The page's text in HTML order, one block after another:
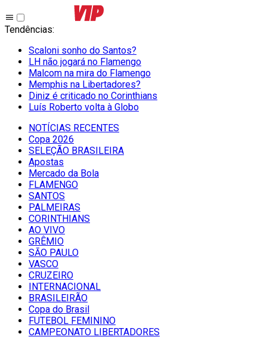
Tendências:
Scaloni sonho do Santos?
LH não jogará no Flamengo
Malcom na mira do Flamengo
Memphis na Libertadores?
Diniz é criticado no Corinthians
Luís Roberto volta à Globo
NOTÍCIAS RECENTES
Copa 2026
SELEÇÃO BRASILEIRA
Apostas
Mercado da Bola
FLAMENGO
SANTOS
PALMEIRAS
CORINTHIANS
AO VIVO
GRÊMIO
SĀO PAULO
VASCO
CRUZEIRO
INTERNACIONAL
BRASILEIRÃO
Copa do Brasil
FUTEBOL FEMININO
CAMPEONATO LIBERTADORES